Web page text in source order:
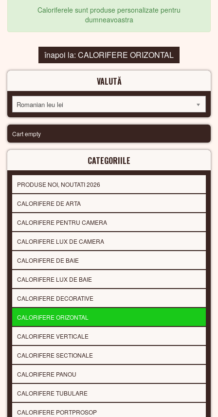
Caloriferele sunt produse personalizate pentru
dumneavoastra
înapoi la: CALORIFERE ORIZONTAL
VALUTĂ
Romanian leu lei
Cart empty
CATEGORIILE
PRODUSE NOI, NOUTATI 2026
CALORIFERE DE ARTA
CALORIFERE PENTRU CAMERA
CALORIFERE LUX DE CAMERA
CALORIFERE DE BAIE
CALORIFERE LUX DE BAIE
CALORIFERE DECORATIVE
CALORIFERE ORIZONTAL
CALORIFERE VERTICALE
CALORIFERE SECTIONALE
CALORIFERE PANOU
CALORIFERE TUBULARE
CALORIFERE PORTPROSOP